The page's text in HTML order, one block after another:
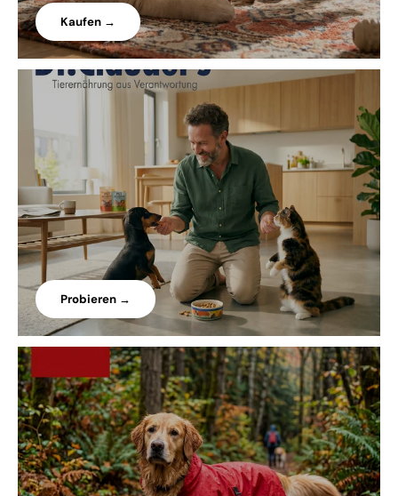
Kaufen →
Probieren →